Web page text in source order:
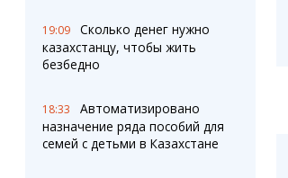
19:09
Сколько денег нужно
казахстанцу, чтобы жить
безбедно
18:33
Автоматизировано
назначение ряда пособий для
семей с детьми в Казахстане